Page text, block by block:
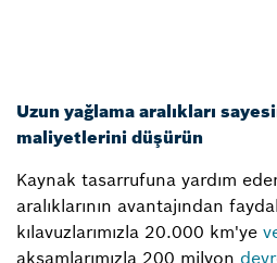
Uzun yağlama aralıkları
maliyetlerini düşürün
Kaynak tasarrufuna yardım
aralıklarının avantajından
kılavuzlarımızla 20.000 km'ye
aksamlarımızla 200 milyon